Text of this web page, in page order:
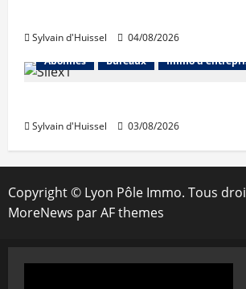
Sylvain d'Huissel
04/08/2026
Abonnés
Bureaux Immo
Sylvain d'Huissel 03/08/2026
Copyright © Lyon Pôle Immo. Tous
MoreNews par AF themes